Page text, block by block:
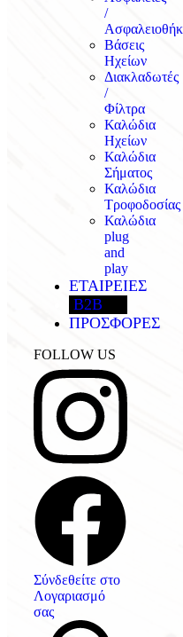
/
Βάσεις
Ηχείων
Διακλαδωτές
/
Φίλτρα
Καλώδια
Ηχείων
Καλώδια
Σήματος
Καλώδια
Τροφοδοσίας
Καλώδια
plug
and
play
ΕΤΑΙΡΕΙΕΣ
B2B
ΠΡΟΣΦΟΡΕΣ
FOLLOW US
Σύνδεθείτε στο
Λογαριασμό
σας